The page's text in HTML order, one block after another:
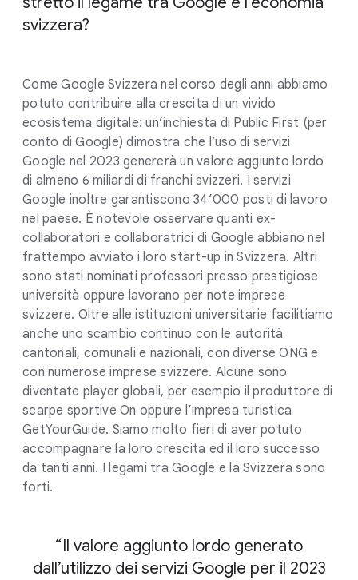
svizzera?
Come Google Svizzera nel corso degli anni abbiamo
potuto contribuire alla crescita di un vivido
ecosistema digitale: un’inchiesta di Public First (per
conto di Google) dimostra che l’uso di servizi
Google nel 2023 genererà un valore aggiunto lordo
di almeno 6 miliardi di franchi svizzeri. I servizi
Google inoltre garantiscono 34’000 posti di lavoro
nel paese. È notevole osservare quanti ex-
collaboratori e collaboratrici di Google abbiano nel
frattempo avviato i loro start-up in Svizzera. Altri
sono stati nominati professori presso prestigiose
università oppure lavorano per note imprese
svizzere. Oltre alle istituzioni universitarie facilitiamo
anche uno scambio continuo con le autorità
cantonali, comunali e nazionali, con diverse ONG e
con numerose imprese svizzere. Alcune sono
diventate player globali, per esempio il produttore di
scarpe sportive On oppure l’impresa turistica
GetYourGuide. Siamo molto fieri di aver potuto
accompagnare la loro crescita ed il loro successo
da tanti anni. I legami tra Google e la Svizzera sono
forti.
Il valore aggiunto lordo generato
dall’utilizzo dei servizi Google per il 2023